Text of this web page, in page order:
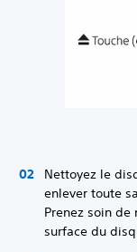
Nettoyez le
enlever toute
Prenez soin
surface du